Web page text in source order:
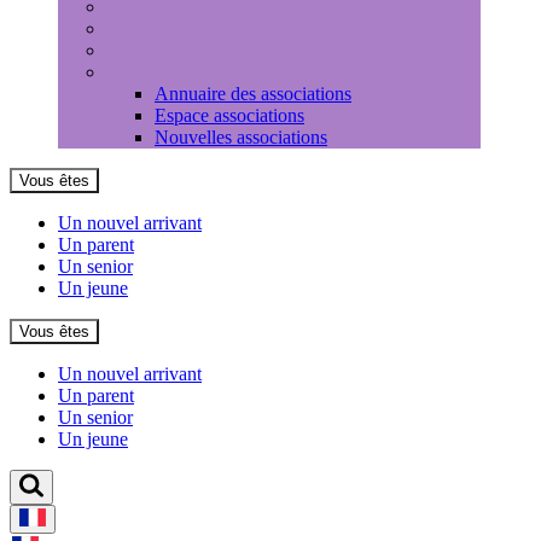
Annuaire des associations
Espace associations
Nouvelles associations
Vous êtes
Un nouvel arrivant
Un parent
Un senior
Un jeune
Vous êtes
Un nouvel arrivant
Un parent
Un senior
Un jeune